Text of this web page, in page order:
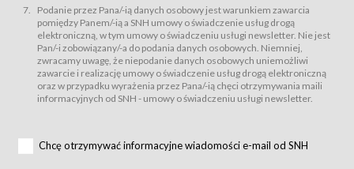
Usługobiorca przed rozpoczęciem korzystania z Serwisu jest zobowiązany
zapoznać się z Regulaminem. Założenie konta w Serwisie oraz zamówienie
usługi newsletter za pośrednictwem przeznaczonego do tego formularza
zamieszczonego na stronach Serwisu dostępnych dla wszystkich
Usługobiorców wymaga akceptacji postanowień Regulaminu.
Usługobiorca zobowiązany jest do przestrzegania postanowień Regulaminu
od chwili rozpoczęcia korzystania z Serwisu.
Regulamin jest udostępniony Usługobiorcom nieodpłatnie za
Warunki techniczne korzystania z Usług
Podanie przez Pana/-ią danych osobowy jest warunkiem zawarcia
pomiędzy Panem/-ią a SNH umowy o świadczenie usług drogą
elektroniczną, w tym umowy o świadczeniu usługi newsletter. Nie jest
Pan/-i zobowiązany/-a do podania danych osobowych. Niemniej,
zwracamy uwagę, że niepodanie danych osobowych uniemożliwi
zawarcie i realizację umowy o świadczenie usług drogą elektroniczną
oraz w przypadku wyrażenia przez Pana/-ią chęci otrzymywania maili
informacyjnych od SNH - umowy o świadczeniu usługi newsletter.
Chcę otrzymywać informacyjne wiadomości e-mail od SNH